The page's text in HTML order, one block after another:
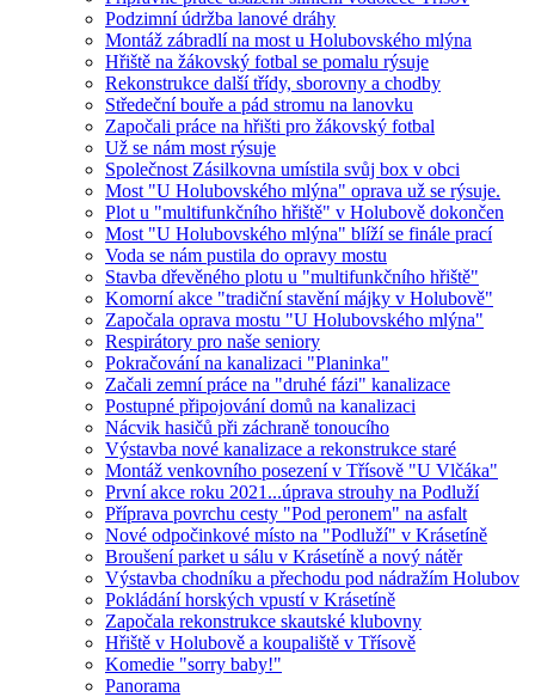
Podzimní údržba lanové dráhy
Montáž zábradlí na most u Holubovského mlýna
Hřiště na žákovský fotbal se pomalu rýsuje
Rekonstrukce další třídy, sborovny a chodby
Středeční bouře a pád stromu na lanovku
Započali práce na hřišti pro žákovský fotbal
Už se nám most rýsuje
Společnost Zásilkovna umístila svůj box v obci
Most "U Holubovského mlýna" oprava už se rýsuje.
Plot u "multifunkčního hřiště" v Holubově dokončen
Most "U Holubovského mlýna" blíží se finále prací
Voda se nám pustila do opravy mostu
Stavba dřevěného plotu u "multifunkčního hřiště"
Komorní akce "tradiční stavění májky v Holubově"
Započala oprava mostu "U Holubovského mlýna"
Respirátory pro naše seniory
Pokračování na kanalizaci "Planinka"
Začali zemní práce na "druhé fázi" kanalizace
Postupné připojování domů na kanalizaci
Nácvik hasičů při záchraně tonoucího
Výstavba nové kanalizace a rekonstrukce staré
Montáž venkovního posezení v Třísově "U Vlčáka"
První akce roku 2021...úprava strouhy na Podluží
Příprava povrchu cesty "Pod peronem" na asfalt
Nové odpočinkové místo na "Podluží" v Krásetíně
Broušení parket u sálu v Krásetíně a nový nátěr
Výstavba chodníku a přechodu pod nádražím Holubov
Pokládání horských vpustí v Krásetíně
Započala rekonstrukce skautské klubovny
Hřiště v Holubově a koupaliště v Třísově
Komedie "sorry baby!"
Panorama